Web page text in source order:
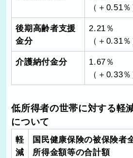
（＋0.51％
後期高齢者支援
金分
2.21％
（＋0.31％
介護納付金分
1.67％
（＋0.33％
低所得者の世帯に対する軽
について
軽
減
国民健康保険の被保険者
所得金額等の合計額